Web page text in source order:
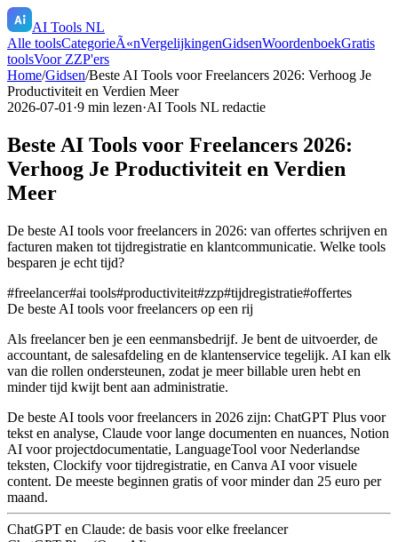
AI Tools NL
Alle toolsCategorieÃ«nVergelijkingenGidsenWoordenboekGratis
toolsVoor ZZP'ers
Home/Gidsen/Beste AI Tools voor Freelancers 2026: Verhoog Je
Productiviteit en Verdien Meer
2026-07-01 ·9 min lezen·AI Tools NL redactie
Beste AI Tools voor Freelancers 2026:
Verhoog Je Productiviteit en Verdien
Meer
De beste AI tools voor freelancers in 2026: van offertes schrijven en
facturen maken tot tijdregistratie en klantcommunicatie. Welke tools
besparen je echt tijd?
#freelancer#ai tools#productiviteit#zzp#tijdregistratie#offertes
De beste AI tools voor freelancers op een rij
Als freelancer ben je een eenmansbedrijf. Je bent de uitvoerder, de
accountant, de salesafdeling en de klantenservice tegelijk. AI kan elk
van die rollen ondersteunen, zodat je meer billable uren hebt en
minder tijd kwijt bent aan administratie.
De beste AI tools voor freelancers in 2026 zijn: ChatGPT Plus voor
tekst en analyse, Claude voor lange documenten en nuances, Notion
AI voor projectdocumentatie, LanguageTool voor Nederlandse
teksten, Clockify voor tijdregistratie, en Canva AI voor visuele
content. De meeste beginnen gratis of voor minder dan 25 euro per
maand.
ChatGPT en Claude: de basis voor elke freelancer